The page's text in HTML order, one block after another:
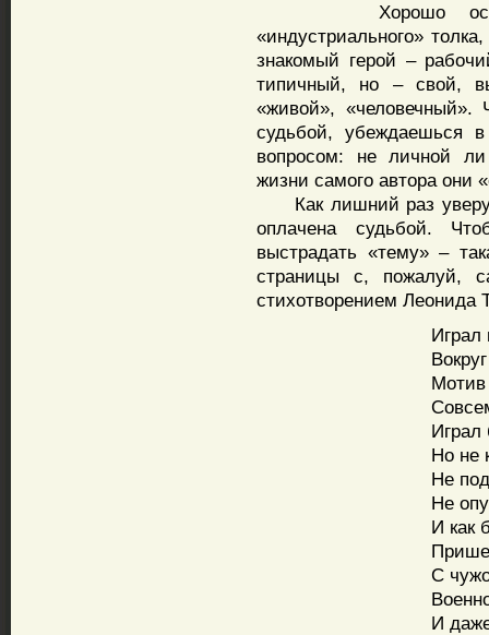
Хорошо
«индустриального»
знакомый герой –
типичный, но – свой,
«живой», «человечный».
судьбой, убеждаешься
вопросом: не личной
жизни самого автора они
Как лишний раз
оплачена судьбой.
выстрадать «тему» –
страницы с, пожалуй,
стихотворением Леонида
Играл
Мотив
Играл
Но не
Не
Не
И как
С
И